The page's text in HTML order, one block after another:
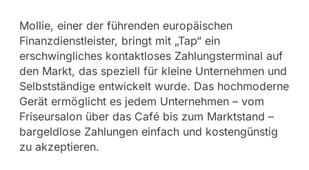
Mollie, einer der führenden europäischen
Finanzdienstleister, bringt mit „Tap“ ein
erschwingliches kontaktloses Zahlungsterminal auf
den Markt, das speziell für kleine Unternehmen und
Selbstständige entwickelt wurde. Das hochmoderne
Gerät ermöglicht es jedem Unternehmen – vom
Friseursalon über das Café bis zum Marktstand –
bargeldlose Zahlungen einfach und kostengünstig
zu akzeptieren.